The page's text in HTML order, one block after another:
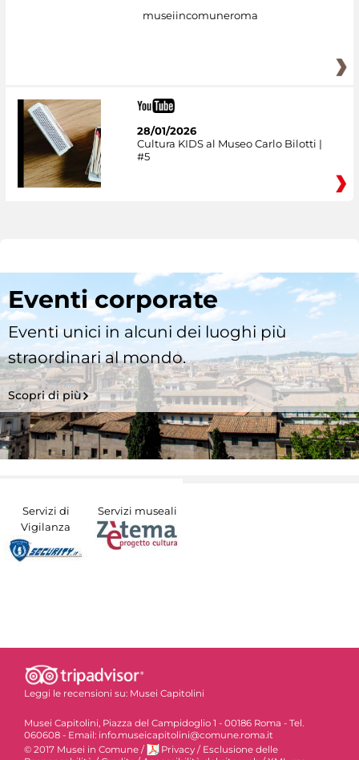
museiincomuneroma
28/01/2026
Cultura KIDS al Museo Carlo Bilotti |
#5
Eventi corporate
Eventi unici in alcuni dei luoghi più
straordinari al mondo.
Scopri di più
Servizi di
Vigilanza
Servizi museali
Leggi le recensioni su: Musei Capitolini
Musei Capitolini, Piazza del Campidoglio 1 - 00186 Roma - Tel.
060608 - Email: info.museicapitolini@comune.roma.it
© 2017 Musei in Comune / Privacy / Esclusione delle